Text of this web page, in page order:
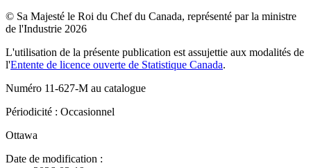
© Sa Majesté le Roi du Chef du Canada, représenté par la ministre
de l'Industrie 2026
L'utilisation de la présente publication est assujettie aux modalités de
l'Entente de licence ouverte de Statistique Canada.
Numéro 11-627-M au catalogue
Périodicité : Occasionnel
Ottawa
Date de modification :